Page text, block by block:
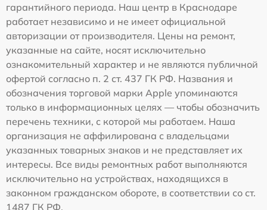
гарантийного периода. Наш центр в Краснодаре
работает независимо и не имеет официальной
авторизации от производителя. Цены на ремонт,
указанные на сайте, носят исключительно
ознакомительный характер и не являются публичной
офертой согласно п. 2 ст. 437 ГК РФ. Названия и
обозначения торговой марки Apple упоминаются
только в информационных целях — чтобы обозначить
перечень техники, с которой мы работаем. Наша
организация не аффилирована с владельцами
указанных товарных знаков и не представляет их
интересы. Все виды ремонтных работ выполняются
исключительно на устройствах, находящихся в
законном гражданском обороте, в соответствии со ст.
1487 ГК РФ.